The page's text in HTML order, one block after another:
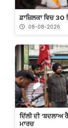
ਫ਼ਾਜ਼ਿਲਕਾ ਵਿਚ
08-08-2026
ਦਿੱਲੀ ਦੀ
ਮਾਰਚ